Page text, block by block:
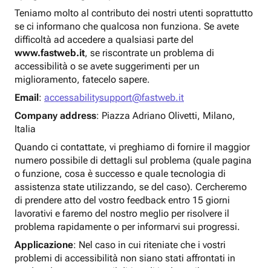
Teniamo molto al contributo dei nostri utenti soprattutto
se ci informano che qualcosa non funziona. Se avete
difficoltà ad accedere a qualsiasi parte del
www.fastweb.it, se riscontrate un problema di
accessibilità o se avete suggerimenti per un
miglioramento, fatecelo sapere.
Email: accessabilitysupport@fastweb.it
Company address: Piazza Adriano Olivetti, Milano,
Italia
Quando ci contattate, vi preghiamo di fornire il maggior
numero possibile di dettagli sul problema (quale pagina
o funzione, cosa è successo e quale tecnologia di
assistenza state utilizzando, se del caso). Cercheremo
di prendere atto del vostro feedback entro 15 giorni
lavorativi e faremo del nostro meglio per risolvere il
problema rapidamente o per informarvi sui progressi.
Applicazione: Nel caso in cui riteniate che i vostri
problemi di accessibilità non siano stati affrontati in